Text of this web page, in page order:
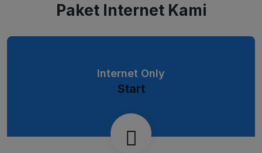
Paket Internet Kami
Internet Only
Start